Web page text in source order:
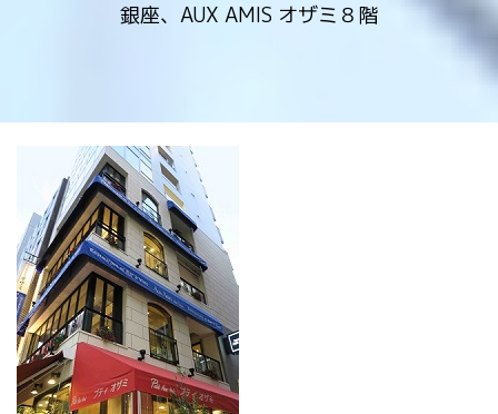
銀座、AUX AMIS オザミ８階